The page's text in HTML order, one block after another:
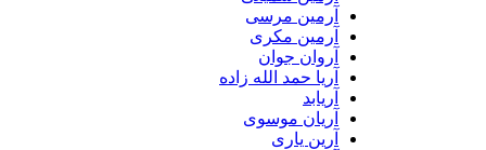
آرمین مرسی
آرمین مکری
آروان جوان
آریا حمد الله زاده
آریان موسوی
آرین یاری